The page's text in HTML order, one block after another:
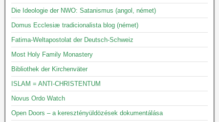
Die Ideologie der NWO: Satanismus (angol, német)
Domus Ecclesiæ tradicionalista blog (német)
Fatima-Weltapostolat der Deutsch-Schweiz
Most Holy Family Monastery
Bibliothek der Kirchenväter
ISLAM = ANTI-CHRISTENTUM
Novus Ordo Watch
Open Doors – a keresztényüldözések dokumentálása